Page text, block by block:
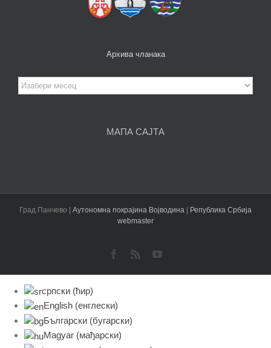
Архива чланака
Архива
чланака
МАПА САЈТА
Град Панчево | Аутономна покрајина Војводина | Република Србија
webmaster
Facebook
Rss YouTube
српски (ћир)
English (енглески)
Български (бугарски)
Magyar (мађарски)